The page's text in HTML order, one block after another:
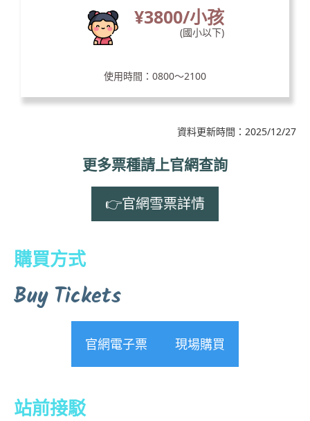
¥3800/小孩
(國小以下)
使用時間：0800～2100
資料更新時間：2025/12/27
更多票種請上官網查詢
👉官網雪票詳情
購買方式
Buy Tickets
官網電子票 現場購買
站前接駁